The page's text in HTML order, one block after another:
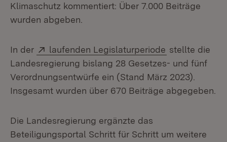
Klimaschutz kommentiert: Über 7.000 Beiträge
wurden abgeben.
In der Extern:
laufenden Legislaturperiode (Öffnet in
stellte die
Landesregierung bislang 28 Gesetzes- und fünf
Verordnungsentwürfe ein (Stand März 2023).
Insgesamt wurden über 670 Beiträge abgegeben.
Die Landesregierung ergänzte das
Beteiligungsportal Schritt für Schritt um weitere